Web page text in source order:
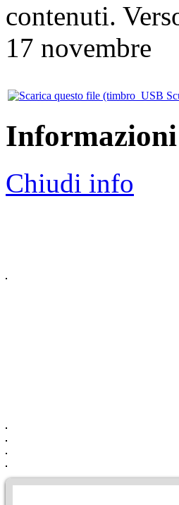
contenuti.
17 novembre
Chiudi info